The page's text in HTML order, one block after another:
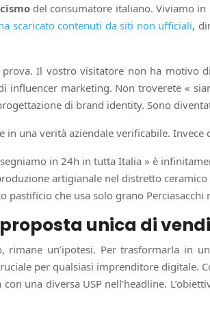
del consumatore italiano. Viviamo in
scaricato contenuti da siti non ufficiali,
Il vostro visitatore non ha motivo
influencer marketing. Non troverete «
di brand identity. Sono
in una verità aziendale verificabile.
in 24h in tutta Italia » è
artigianale nel distretto
pastificio che usa solo grano
unica di
rimane un’ipotesi. Per trasformarla in
per qualsiasi imprenditore digitale.
una diversa USP nell’headline.